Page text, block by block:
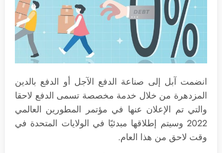
انضمت آبل إلى صناعة الدفع الآجل أو الدفع بالدين
المزدهرة من خلال خدمة مخصصة تسمى الدفع لاحقا
والتي تم الإعلان عنها في مؤتمر المطورين العالمي
2022 وسيتم إطلاقها مبدئيًا في الولايات المتحدة في
وقت لاحق من هذا العام.